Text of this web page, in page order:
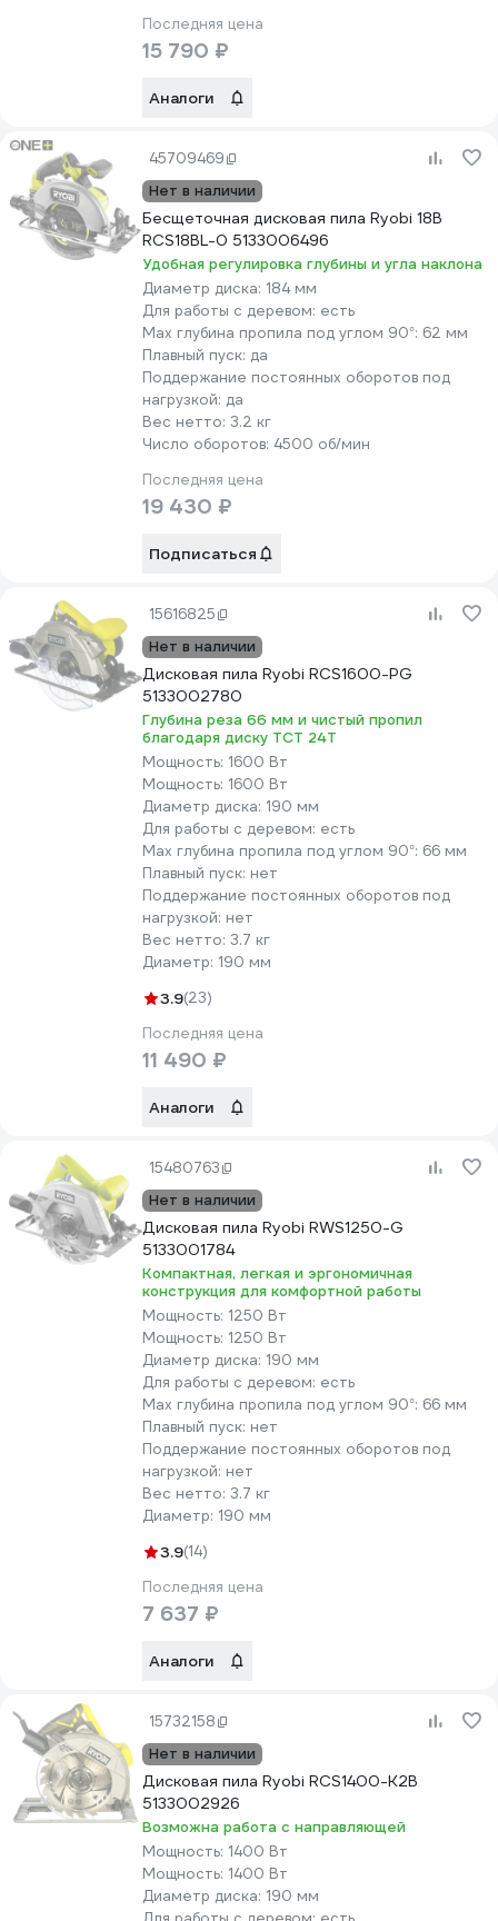
Последняя цена
15 790 ₽
Аналоги
45709469
Нет в наличии
Бесщеточная дисковая пила Ryobi 18В
RCS18BL-0 5133006496
Удобная регулировка глубины и угла наклона
Диаметр диска: 184 мм
Для работы с деревом: есть
Max глубина пропила под углом 90°: 62 мм
Плавный пуск: да
Поддержание постоянных оборотов под
нагрузкой: да
Вес нетто: 3.2 кг
Число оборотов: 4500 об/мин
Последняя цена
19 430 ₽
Подписаться
15616825
Нет в наличии
Дисковая пила Ryobi RCS1600-PG
5133002780
Глубина реза 66 мм и чистый пропил
благодаря диску ТСТ 24Т
Мощность: 1600 Вт
Мощность: 1600 Вт
Диаметр диска: 190 мм
Для работы с деревом: есть
Max глубина пропила под углом 90°: 66 мм
Плавный пуск: нет
Поддержание постоянных оборотов под
нагрузкой: нет
Вес нетто: 3.7 кг
Диаметр: 190 мм
3.9(23)
Последняя цена
11 490 ₽
Аналоги
15480763
Нет в наличии
Дисковая пила Ryobi RWS1250-G
5133001784
Компактная, легкая и эргономичная
конструкция для комфортной работы
Мощность: 1250 Вт
Мощность: 1250 Вт
Диаметр диска: 190 мм
Для работы с деревом: есть
Max глубина пропила под углом 90°: 66 мм
Плавный пуск: нет
Поддержание постоянных оборотов под
нагрузкой: нет
Вес нетто: 3.7 кг
Диаметр: 190 мм
3.9(14)
Последняя цена
7 637 ₽
Аналоги
15732158
Нет в наличии
Дисковая пила Ryobi RCS1400-K2B
5133002926
Возможна работа с направляющей
Мощность: 1400 Вт
Мощность: 1400 Вт
Диаметр диска: 190 мм